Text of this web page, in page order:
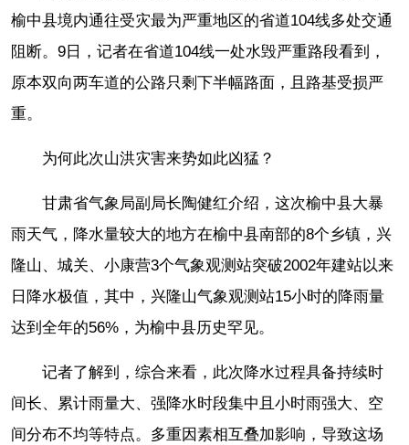
榆中县境内通往受灾最为严重地区的省道104线多处交通
阻断。9日，记者在省道104线一处水毁严重路段看到，
原本双向两车道的公路只剩下半幅路面，且路基受损严
重。
为何此次山洪灾害来势如此凶猛？
甘肃省气象局副局长陶健红介绍，这次榆中县大暴
雨天气，降水量较大的地方在榆中县南部的8个乡镇，兴
隆山、城关、小康营3个气象观测站突破2002年建站以来
日降水极值，其中，兴隆山气象观测站15小时的降雨量
达到全年的56%，为榆中县历史罕见。
记者了解到，综合来看，此次降水过程具备持续时
间长、累计雨量大、强降水时段集中且小时雨强大、空
间分布不均等特点。多重因素相互叠加影响，导致这场